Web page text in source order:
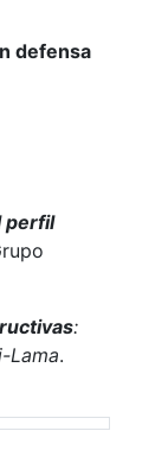
defensa
perfil
:
Lama.